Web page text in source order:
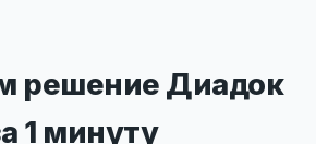
решение Диадок
1 минуту